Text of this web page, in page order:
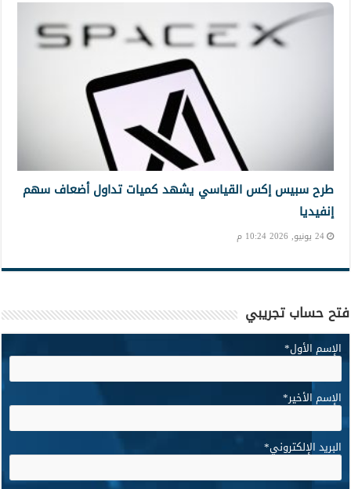
طرح سبيس إكس القياسي يشهد كميات تداول أضعاف سهم
إنفيديا
24 يونيو, 2026 10:24 م
فتح حساب تجريبي
الإسم الأول*
الإسم الأخير*
البريد الإلكتروني*